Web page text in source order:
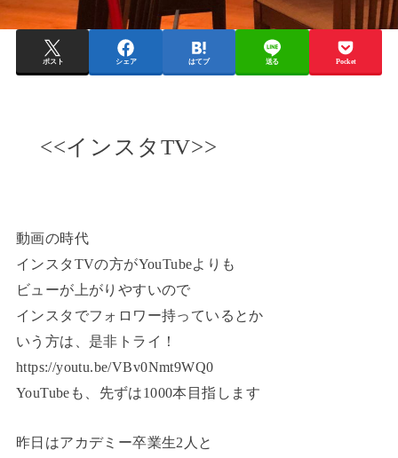
ポスト シェア はてブ 送る Pocket
<<インスタTV>>
動画の時代
インスタTVの方がYouTubeよりも
ビューが上がりやすいので
インスタでフォロワー持っているとか
いう方は、是非トライ！
https://youtu.be/VBv0Nmt9WQ0
YouTubeも、先ずは1000本目指します
昨日はアカデミー卒業生2人と